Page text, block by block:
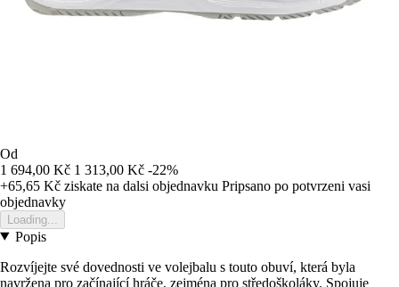
Od
1 694,00 Kč 1 313,00 Kč -22%
+65,65 Kč ziskate na dalsi objednavku Pripsano po potvrzeni vasi
objednavky
Loading...
Popis
Rozvíjejte své dovednosti ve volejbalu s touto obuví, která byla
navržena pro začínající hráče, zejména pro středoškoláky. Spojuje